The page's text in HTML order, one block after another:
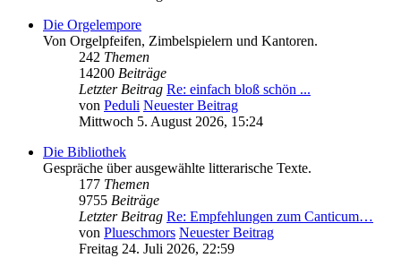
Die Orgelempore
Von Orgelpfeifen, Zimbelspielern und Kantoren.
242 Themen
14200 Beiträge
Letzter Beitrag Re: einfach bloß schön ...
von Peduli Neuester Beitrag
Mittwoch 5. August 2026, 15:24
Die Bibliothek
Gespräche über ausgewählte litterarische Texte.
177 Themen
9755 Beiträge
Letzter Beitrag Re: Empfehlungen zum Canticum…
von Plueschmors Neuester Beitrag
Freitag 24. Juli 2026, 22:59